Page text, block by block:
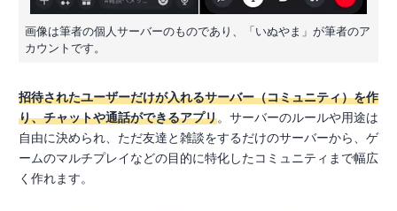
画像は筆者の個人サーバーのものであり、「いぬやま」が筆者のア
カウントです。
招待されたユーザーだけが入れるサーバー（コミュニティ）を作
り、チャットや通話ができるアプリ。サーバーのルールや用途は
自由に決められ、ただ友達と雑談をするだけのサーバーから、ゲ
ームのマルチプレイなどの目的に特化したコミュニティまで幅広
く作れます。